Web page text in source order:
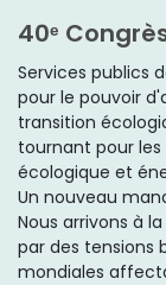
40ᵉ
Services publics
pour le pouvoir
transition
tournant pour
écologique et
Un nouveau
Nous arrivons à
par des tensions
mondiales